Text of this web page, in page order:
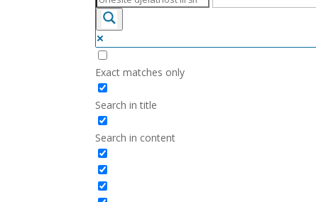
Exact matches only
Search in title
Search in content